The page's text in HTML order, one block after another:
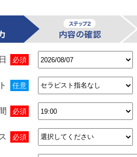
必須
任意
必須
必須